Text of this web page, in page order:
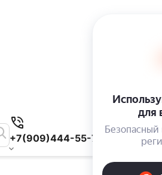
+7(909)444-55-78